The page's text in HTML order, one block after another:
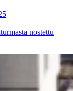
nostettu